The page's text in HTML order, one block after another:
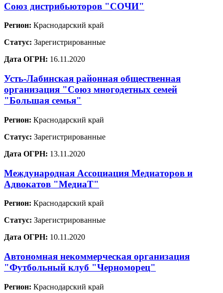
Союз дистрибьюторов "СОЧИ"
Регион: Краснодарский край
Статус: Зарегистрированные
Дата ОГРН: 16.11.2020
Усть-Лабинская районная общественная
организация "Союз многодетных семей
"Большая семья"
Регион: Краснодарский край
Статус: Зарегистрированные
Дата ОГРН: 13.11.2020
Международная Ассоциация Медиаторов и
Адвокатов "МедиаТ"
Регион: Краснодарский край
Статус: Зарегистрированные
Дата ОГРН: 10.11.2020
Автономная некоммерческая организация
"Футбольный клуб "Черноморец"
Регион: Краснодарский край